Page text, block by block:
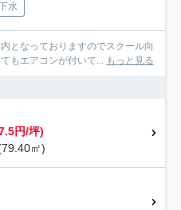
水
となっておりますのでスクール向
もエアコンが付いて... もっと見る
円/坪)
㎡)